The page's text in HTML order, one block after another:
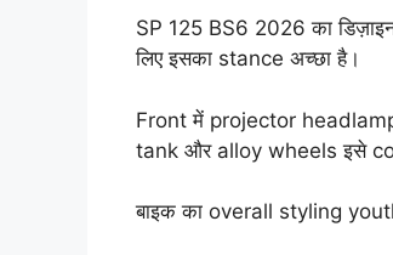
SP 125 BS6 2026 का
लिए इसका stance अच्छा है।
Front में projector
tank और alloy wheels इसे
बाइक का overall styling